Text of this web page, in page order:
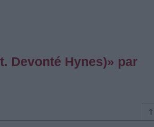
Devonté Hynes)» par
⇑